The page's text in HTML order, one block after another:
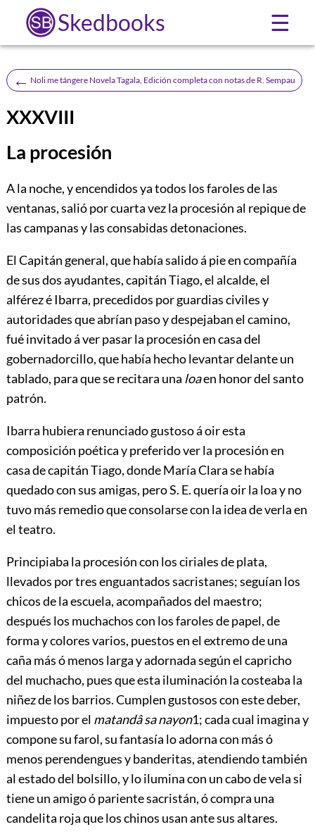
Skedbooks ☰
← Noli me tángere Novela Tagala, Edición completa con notas de R. Sempau
XXXVIII
La procesión
Ala noche, y encendidos ya todos los faroles de las
ventanas, salió por cuarta vez la procesión al repique de
las campanas y las consabidas detonaciones.
El Capitán general, que había salido á pie en compañía
de sus dos ayudantes, capitán Tiago, el alcalde, el
alférez é Ibarra, precedidos por guardias civiles y
autoridades que abrían paso y despejaban el camino,
fué invitado á ver pasar la procesión en casa del
gobernadorcillo, que había hecho levantar delante un
tablado, para que se recitara una loaen honor del santo
patrón.
Ibarra hubiera renunciado gustoso á oir esta
composición poética y preferido ver la procesión en
casa de capitán Tiago, donde María Clara se había
quedado con sus amigas, pero S. E. quería oir la loa y no
tuvo más remedio que consolarse con la idea de verla en
el teatro.
Principiaba la procesión con los ciriales de plata,
llevados por tres enguantados sacristanes; seguían los
chicos de la escuela, acompañados del maestro;
después los muchachos con los faroles de papel, de
forma y colores varios, puestos en el extremo de una
caña más ó menos larga y adornada según el capricho
del muchacho, pues que esta iluminación la costeaba la
niñez de los barrios. Cumplen gustosos con este deber,
impuesto por el matandâ sa nayon1; cada cual imagina y
compone su farol, su fantasía lo adorna con más ó
menos perendengues y banderitas, atendiendo también
al estado del bolsillo, y lo ilumina con un cabo de vela si
tiene un amigo ó pariente sacristán, ó compra una
candelita roja que los chinos usan ante sus altares.